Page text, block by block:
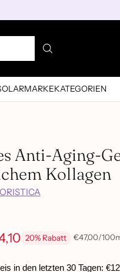
MARKEKATEGORIEN
Anti-Aging-
Kollagen
20% Rabatt €47,00/
pro
in den letzten 30 Tagen: